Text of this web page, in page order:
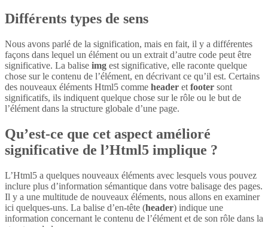
Différents types de sens
Nous avons parlé de la signification, mais en fait, il y a différentes
façons dans lequel un élément ou un extrait d’autre code peut être
significative. La balise img est significative, elle raconte quelque
chose sur le contenu de l’élément, en décrivant ce qu’il est. Certains
des nouveaux éléments Html5 comme header et footer sont
significatifs, ils indiquent quelque chose sur le rôle ou le but de
l’élément dans la structure globale d’une page.
Qu’est-ce que cet aspect amélioré
significative de l’Html5 implique ?
L’Html5 a quelques nouveaux éléments avec lesquels vous pouvez
inclure plus d’information sémantique dans votre balisage des pages.
Il y a une multitude de nouveaux éléments, nous allons en examiner
ici quelques-uns. La balise d’en-tête (header) indique une
information concernant le contenu de l’élément et de son rôle dans la